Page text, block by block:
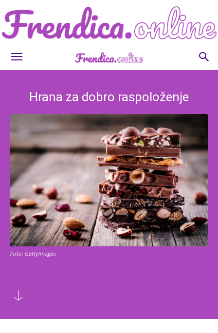
Frendica.online
Hrana za dobro raspoloženje
Foto: GettyImages